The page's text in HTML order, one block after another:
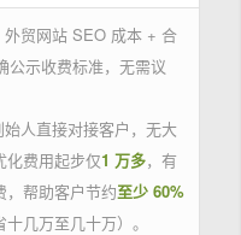
贸网站 SEO 成本 + 合
公示收费标准，无需议
人直接对接客户，无大
化费用起步仅1 万多，有
，帮助客户节约至少 60%
几万至几十万）。